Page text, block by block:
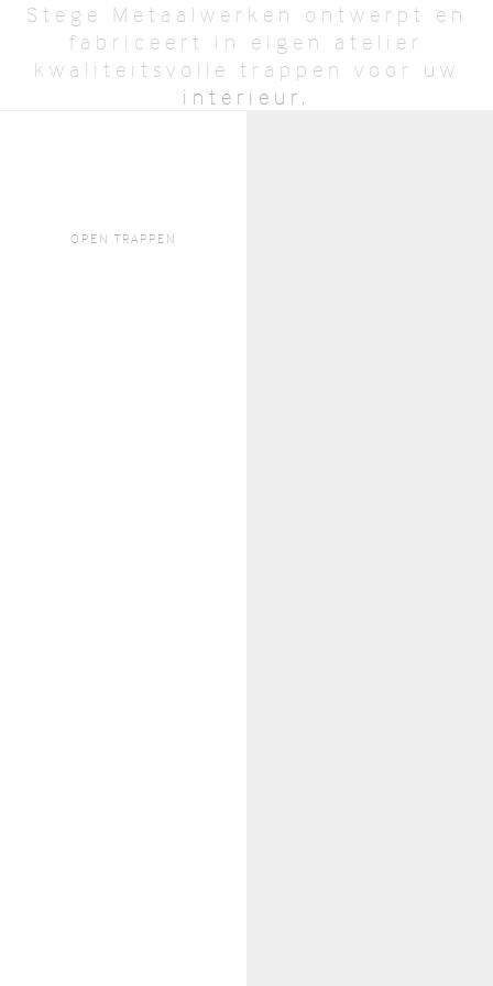
Stege Metaalwerken ontwerpt en
fabriceert in eigen atelier
kwaliteitsvolle trappen voor uw
interieur.
OPEN TRAPPEN